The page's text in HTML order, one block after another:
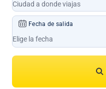
Fecha de salida